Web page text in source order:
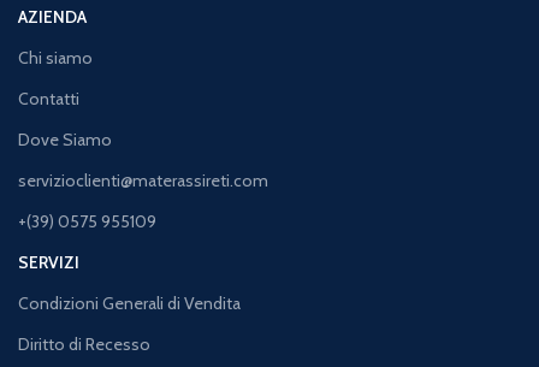
AZIENDA
Chi siamo
Contatti
Dove Siamo
servizioclienti@materassireti.com
+(39) 0575 955109
SERVIZI
Condizioni Generali di Vendita
Diritto di Recesso